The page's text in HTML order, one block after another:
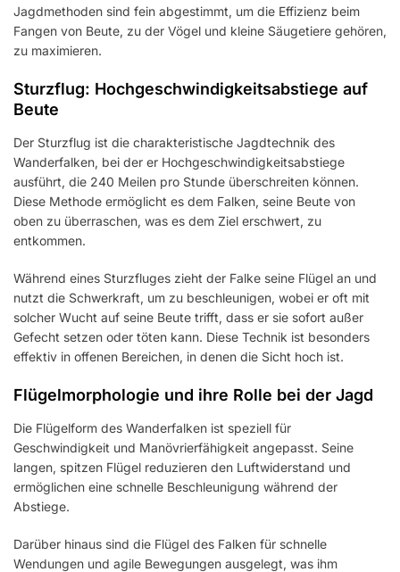
Jagdmethoden sind fein abgestimmt, um die Effizienz beim
Fangen von Beute, zu der Vögel und kleine Säugetiere gehören,
zu maximieren.
Sturzflug: Hochgeschwindigkeitsabstiege auf
Beute
Der Sturzflug ist die charakteristische Jagdtechnik des
Wanderfalken, bei der er Hochgeschwindigkeitsabstiege
ausführt, die 240 Meilen pro Stunde überschreiten können.
Diese Methode ermöglicht es dem Falken, seine Beute von
oben zu überraschen, was es dem Ziel erschwert, zu
entkommen.
Während eines Sturzfluges zieht der Falke seine Flügel an und
nutzt die Schwerkraft, um zu beschleunigen, wobei er oft mit
solcher Wucht auf seine Beute trifft, dass er sie sofort außer
Gefecht setzen oder töten kann. Diese Technik ist besonders
effektiv in offenen Bereichen, in denen die Sicht hoch ist.
Flügelmorphologie und ihre Rolle bei der Jagd
Die Flügelform des Wanderfalken ist speziell für
Geschwindigkeit und Manövrierfähigkeit angepasst. Seine
langen, spitzen Flügel reduzieren den Luftwiderstand und
ermöglichen eine schnelle Beschleunigung während der
Abstiege.
Darüber hinaus sind die Flügel des Falken für schnelle
Wendungen und agile Bewegungen ausgelegt, was ihm